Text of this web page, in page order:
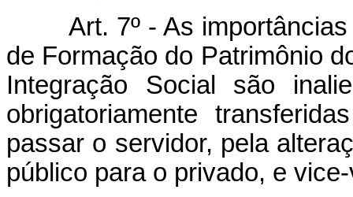
Art. 7º - As
de Formação do Patrimônio
Integração Social são
obrigatoriamente
passar o servidor, pela
público para o privado, e